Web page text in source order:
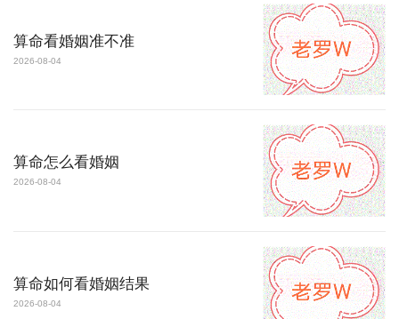
算命看婚姻准不准
2026-08-04
算命怎么看婚姻
2026-08-04
算命如何看婚姻结果
2026-08-04